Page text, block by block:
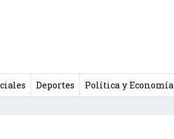
Deportes Política y Economía